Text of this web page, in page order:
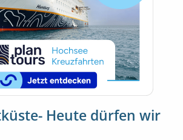
Heute dürfen wir